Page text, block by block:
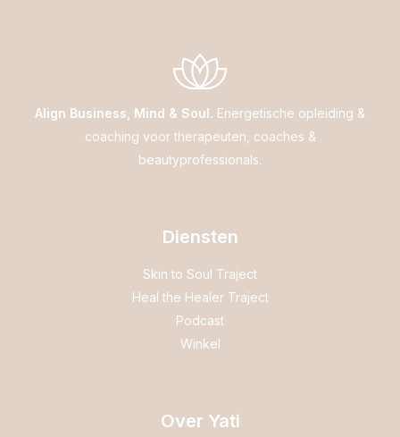
Align Business, Mind & Soul. Energetische opleiding &
coaching voor therapeuten, coaches &
beautyprofessionals.
Diensten
Skin to Soul Traject
Heal the Healer Traject
Podcast
Winkel
Over Yati